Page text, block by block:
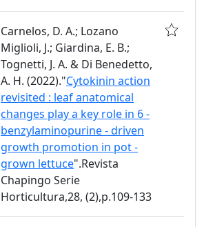
Carnelos, D. A.; Lozano
Miglioli, J.; Giardina, E. B.;
Tognetti, J. A. & Di Benedetto,
A. H. (2022)."Cytokinin action
revisited : leaf anatomical
changes play a key role in 6 -
benzylaminopurine - driven
growth promotion in pot -
grown lettuce".Revista
Chapingo Serie
Horticultura,28, (2),p.109-133